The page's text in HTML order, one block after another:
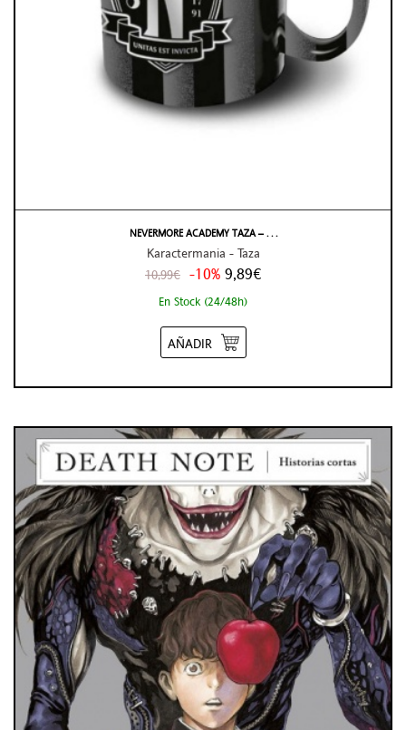
NEVERMORE ACADEMY TAZA – . . .
Karactermania - Taza
10,99€ -10% 9,89€
En Stock (24/48h)
AÑADIR